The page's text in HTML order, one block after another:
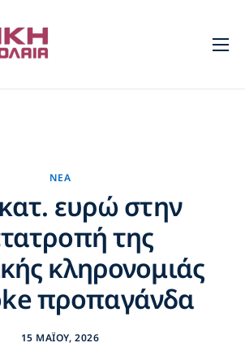
ΝΈΑ
ευρώ στην
της
κληρονομιάς
προπαγάνδα
15 ΜΑΪ́ΟΥ, 2026